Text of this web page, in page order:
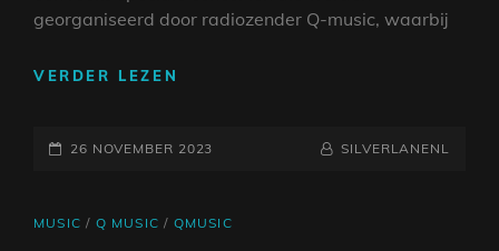
georganiseerd door radiozender Q-music, waarbij
VERDER LEZEN
VAN
LIVE:
GEPLAATST
26 NOVEMBER 2023 NAAMREGEL
BYLINE
SILVERLANENL
CAT
MUSIC / Q MUSIC / QMUSIC